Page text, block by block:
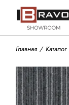
Главная Каталог